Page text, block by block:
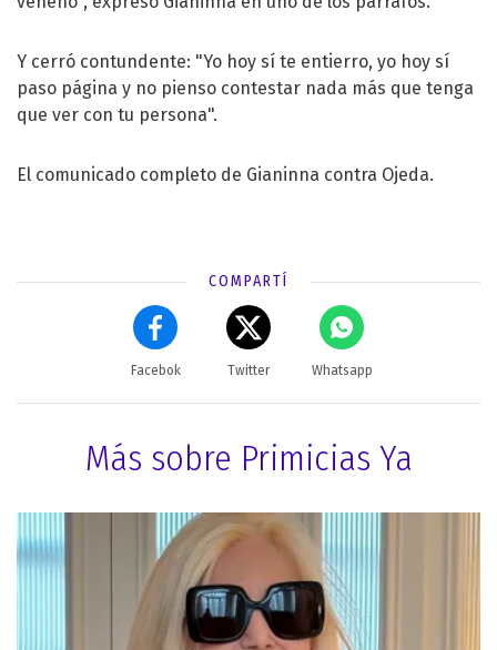
Y cerró contundente: "Yo hoy sí te entierro, yo hoy sí
paso página y no pienso contestar nada más que tenga
que ver con tu persona".
El comunicado completo de Gianinna contra Ojeda.
COMPARTÍ
Facebok Twitter Whatsapp
Más sobre Primicias Ya